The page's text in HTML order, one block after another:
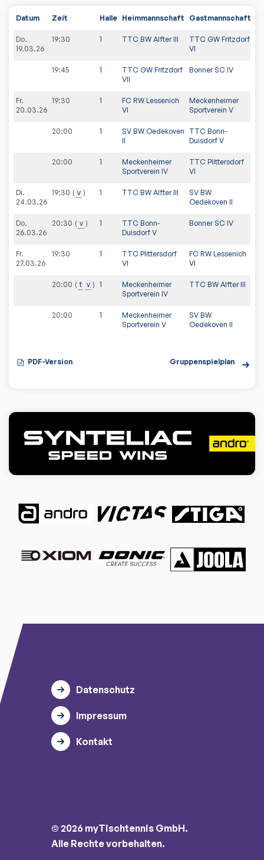
Datum Zeit Halle Heimmannschaft Gastmannschaft
Do.
19.03.26
19:30 1 TTC BW Alfter III
TTC GW Fritzdorf
VI
19:45 1
TTC GW Fritzdorf
VII
Bonner SC IV
Fr.
20.03.26
19:30 1
FC RW Lessenich
VI
Meckenheimer
Sportverein V
20:00 1
SV BW Oedekoven
II
TTC Bonn-
Duisdorf V
20:00 1
Meckenheimer
Sportverein IV
TTC Plittersdorf
VI
Di.
24.03.26
19:30 v 1 TTC BW Alfter III
SV BW
Oedekoven II
Do.
26.03.26
20:30 v 1
TTC Bonn-
Duisdorf V
Bonner SC IV
Fr.
27.03.26
19:30 1
TTC Plittersdorf
VI
FC RW Lessenich
VI
20:00 t v 1
Meckenheimer
Sportverein IV
TTC BW Alfter III
20:00 1
Meckenheimer
Sportverein V
SV BW
Oedekoven II
PDF-Version Gruppenspielplan
Datenschutz
Impressum
Kontakt
© 2026 myTischtennis GmbH.
Alle Rechte vorbehalten.